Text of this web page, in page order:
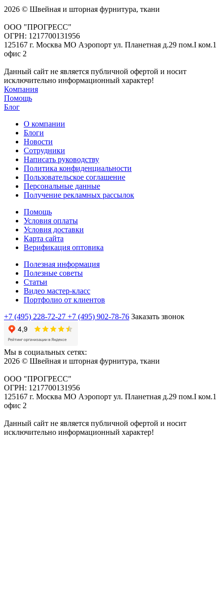
2026 © Швейная и шторная фурнитура, ткани
ООО "ПРОГРЕСС"
ОГРН: 1217700131956
125167 г. Москва МО Аэропорт ул. Планетная д.29 пом.I ком.1
офис 2
Данный сайт не является публичной офертой и носит
исключительно информационный характер!
Компания
Помощь
Блог
О компании
Блоги
Новости
Сотрудники
Написать руководству
Политика конфиденциальности
Пользовательское соглашение
Персональные данные
Получение рекламных рассылок
Помощь
Условия оплаты
Условия доставки
Карта сайта
Верификация оптовика
Полезная информация
Полезные советы
Статьи
Видео мастер-класс
Портфолио от клиентов
+7 (495) 228-72-27 +7 (495) 902-78-76 Заказать звонок
Мы в социальных сетях:
2026 © Швейная и шторная фурнитура, ткани
ООО "ПРОГРЕСС"
ОГРН: 1217700131956
125167 г. Москва МО Аэропорт ул. Планетная д.29 пом.I ком.1
офис 2
Данный сайт не является публичной офертой и носит
исключительно информационный характер!